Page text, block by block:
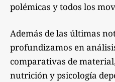
polémicas y todos los
Además de las últimas
profundizamos en
comparativas de
nutrición y psicología